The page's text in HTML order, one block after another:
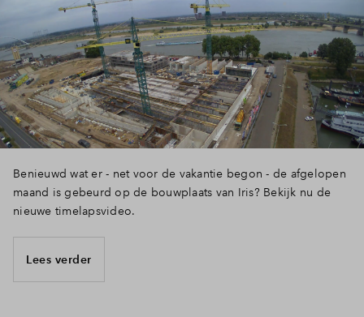
Benieuwd wat er - net voor de vakantie begon - de afgelopen
maand is gebeurd op de bouwplaats van Iris? Bekijk nu de
nieuwe timelapsvideo.
Lees verder